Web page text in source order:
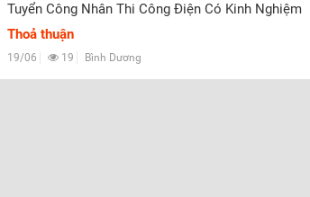
Tuyển Công Nhân Thi Công Điện Có Kinh Nghiệm
Thoả thuận
19/06 19 Bình Dương